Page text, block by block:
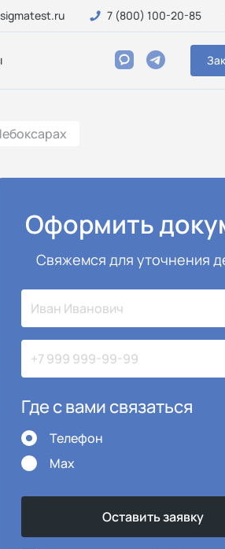
7 (800) 100-20-85
Оформить
Свяжемся для уточнения
Где с вами связаться
Телефон
Max